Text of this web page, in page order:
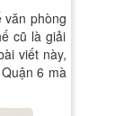
văn phòng
cũ là giải
viết này,
6 mà